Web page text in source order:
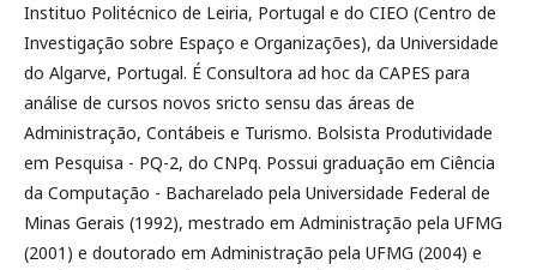
Instituo Politécnico de Leiria, Portugal e do CIEO (Centro de
Investigação sobre Espaço e Organizações), da Universidade
do Algarve, Portugal. É Consultora ad hoc da CAPES para
análise de cursos novos sricto sensu das áreas de
Administração, Contábeis e Turismo. Bolsista Produtividade
em Pesquisa - PQ-2, do CNPq. Possui graduação em Ciência
da Computação - Bacharelado pela Universidade Federal de
Minas Gerais (1992), mestrado em Administração pela UFMG
(2001) e doutorado em Administração pela UFMG (2004) e